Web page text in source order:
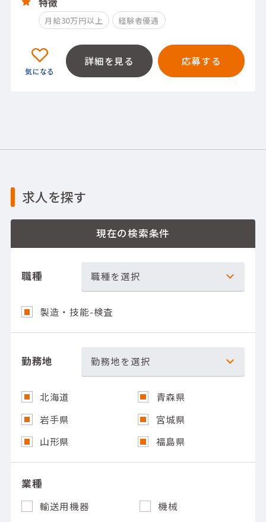
月給30万円以上 経験者優遇
詳細を見る 応募する
求人を探す
現在の検索条件
職種 職種を選択
製造・技能-検査
勤務地 勤務地を選択
北海道
青森県
岩手県
宮城県
山形県
福島県
業種
輸送用機器
機械